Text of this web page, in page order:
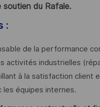
soutien du Rafale.
:
de la performance
activités industrielles
à la satisfaction client
les équipes internes.